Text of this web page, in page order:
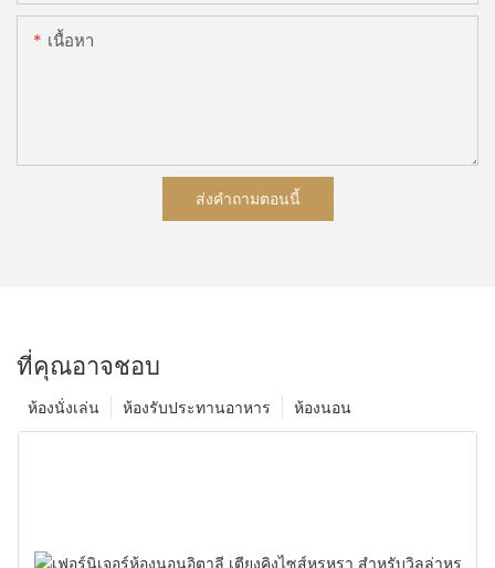
เนื้อหา
ส่งคำถามตอนนี้
ที่คุณอาจชอบ
ห้องนอน
ห้องรับประทานอาหาร
ห้องนั่งเล่น